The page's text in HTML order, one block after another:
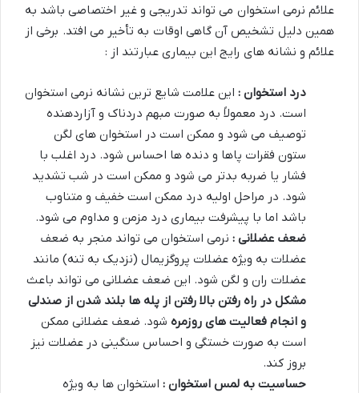
علائم نرمی استخوان می تواند تدریجی و غیر اختصاصی باشد به
همین دلیل تشخیص آن گاهی اوقات به تأخیر می افتد. برخی از
علائم و نشانه های رایج این بیماری عبارتند از :
درد استخوان : این علامت شایع ترین نشانه نرمی استخوان
است. درد معمولاً به صورت مبهم دردناک و آزاردهنده
توصیف می شود و ممکن است در استخوان های لگن
ستون فقرات پاها و دنده ها احساس شود. درد اغلب با
فشار یا ضربه بدتر می شود و ممکن است در شب تشدید
شود. در مراحل اولیه درد ممکن است خفیف و متناوب
باشد اما با پیشرفت بیماری درد مزمن و مداوم می شود.
ضعف عضلانی : نرمی استخوان می تواند منجر به ضعف
عضلات به ویژه عضلات پروگزیمال (نزدیک به تنه) مانند
عضلات ران و لگن شود. این ضعف عضلانی می تواند باعث
مشکل در راه رفتن بالا رفتن از پله ها بلند شدن از صندلی
و انجام فعالیت های روزمره شود. ضعف عضلانی ممکن
است به صورت خستگی و احساس سنگینی در عضلات نیز
بروز کند.
حساسیت به لمس استخوان : استخوان ها به ویژه